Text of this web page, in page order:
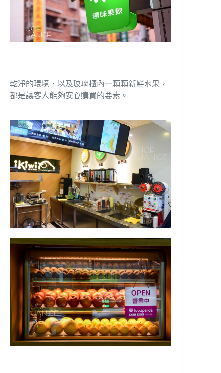
乾淨的環境、以及玻璃櫃內一顆顆新鮮水果，
都是讓客人能夠安心購買的要素。